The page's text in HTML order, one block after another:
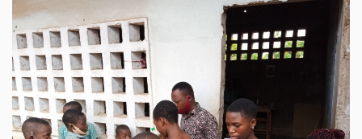
DOMAINES
PROJETS
DOCUMENTS
EN